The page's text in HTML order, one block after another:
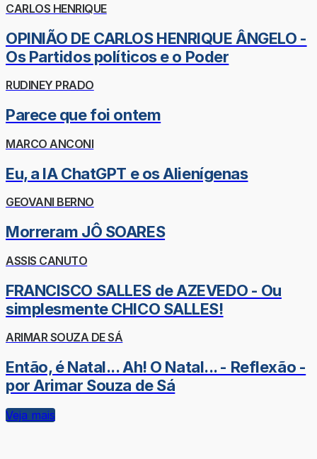
CARLOS HENRIQUE
OPINIÃO DE CARLOS HENRIQUE ÂNGELO -
Os Partidos políticos e o Poder
RUDINEY PRADO
Parece que foi ontem
MARCO ANCONI
Eu, a IA ChatGPT e os Alienígenas
GEOVANI BERNO
Morreram JÔ SOARES
ASSIS CANUTO
FRANCISCO SALLES de AZEVEDO - Ou
simplesmente CHICO SALLES!
ARIMAR SOUZA DE SÁ
Então, é Natal... Ah! O Natal... - Reflexão -
por Arimar Souza de Sá
Veja mais